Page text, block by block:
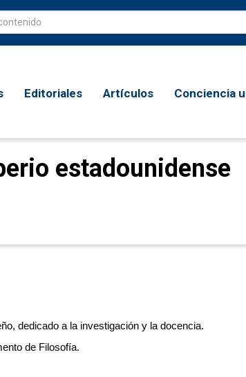
Editoriales Artículos Conciencia
estadounidense
dedicado a la investigación y la docencia.
de Filosofía.